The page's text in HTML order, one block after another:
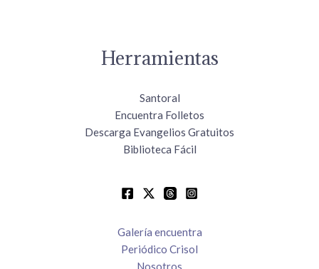
Herramientas
Santoral
Encuentra Folletos
Descarga Evangelios Gratuitos
Biblioteca Fácil
Galería encuentra
Periódico Crisol
Nosotros